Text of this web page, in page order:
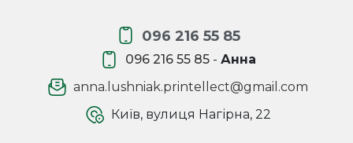
096 216 55 85
096 216 55 85 - Анна
anna.lushniak.printellect@gmail.com
Київ, вулиця Нагірна, 22